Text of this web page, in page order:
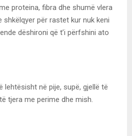
proteina, fibra dhe shumë vlera
shkëlqyer për rastet kur nuk keni
dëshironi që t’i përfshini ato
lehtësisht në pije, supë, gjellë të
tjera me perime dhe mish.